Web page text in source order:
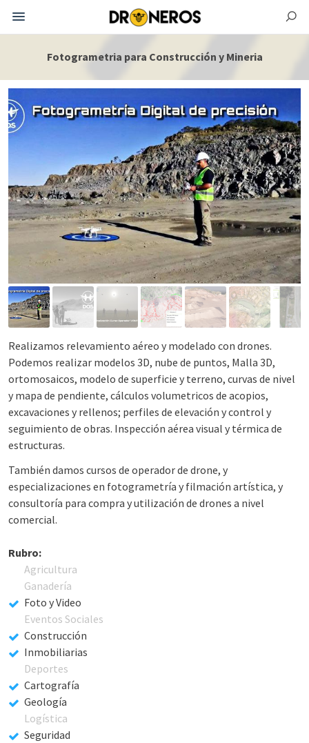
Fotogrametria para Construcción y Mineria
Realizamos relevamiento aéreo y modelado con drones.
Podemos realizar modelos 3D, nube de puntos, Malla 3D,
ortomosaicos, modelo de superficie y terreno, curvas de nivel
y mapa de pendiente, cálculos volumetricos de acopios,
excavaciones y rellenos; perfiles de elevación y control y
seguimiento de obras. Inspección aérea visual y térmica de
estructuras.
También damos cursos de operador de drone, y
especializaciones en fotogrametría y filmación artística, y
consultoría para compra y utilización de drones a nivel
comercial.
Rubro:
Agricultura
Ganadería
Foto y Video
Eventos Sociales
Construcción
Inmobiliarias
Deportes
Cartografía
Geología
Logística
Seguridad